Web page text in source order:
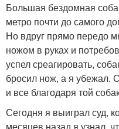
Большая бездомная
метро почти до самого
Но вдруг прямо передо
ножом в руках и
успел среагировать,
бросил нож, а я убежал.
и все благодаря той
Сегодня я выиграл суд,